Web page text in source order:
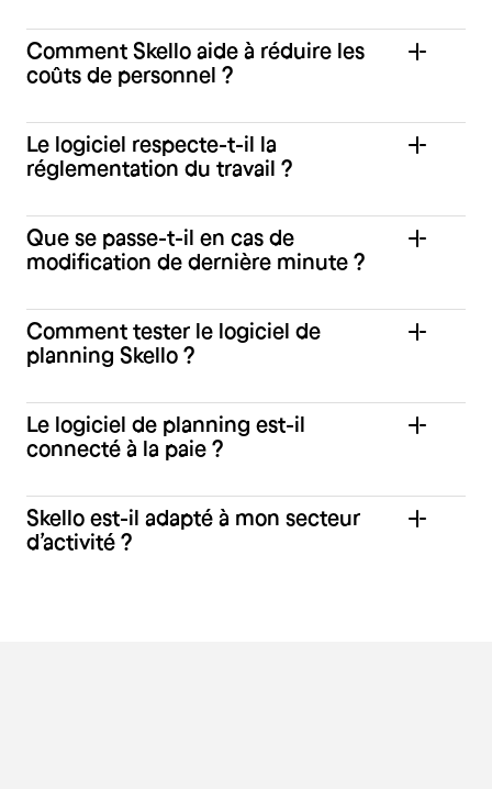
Comment Skello aide à réduire les
coûts de personnel ?
Le logiciel respecte-t-il la
réglementation du travail ?
Que se passe-t-il en cas de
modification de dernière minute ?
Comment tester le logiciel de
planning Skello ?
Le logiciel de planning est-il
connecté à la paie ?
Skello est-il adapté à mon secteur
d’activité ?